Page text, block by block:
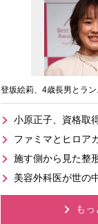
登坂絵莉、4歳長男とラ
小原正子、資格取
ファミマとヒロア
施す側から見た整
美容外科医が世の
もっ